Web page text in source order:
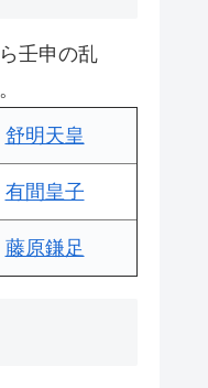
壬申の乱
舒明天皇
有間皇子
藤原鎌足